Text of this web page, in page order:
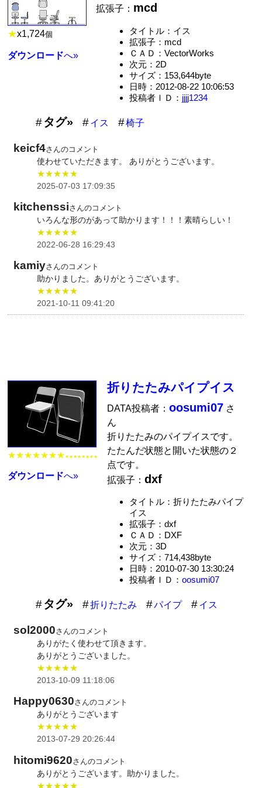
★x1,724個
ダウンロードへ»
拡張子： mcd
タイトル：イス
拡張子：mcd
ＣＡＤ：VectorWorks
次元：2D
サイズ：153,644byte
日時：2012-08-22 10:06:53
投稿者ＩＤ： jjjj1234
タグ» イス 椅子
keicf4さんのコメント
使わせていただきます。 ありがとうございます。
★★★★★
2025-07-03 17:09:35
kitchenssiさんのコメント
いろんな形のがあって助かります！！！素晴らしい！
★★★★★
2022-06-28 16:29:43
kamiyさんのコメント
助かりました。ありがとうございます。
★★★★★
2021-10-11 09:41:20
★★★★★★★ ★★★★★★★★
ダウンロードへ»
折りたたみパイプイス
DATA投稿者：oosumi07 さ
ん
折りたたみのパイプイスです。
たたんだ状態と開いた状態の２
点です。
拡張子：dxf
タイトル：折りたたみパイプ
イス
拡張子：dxf
ＣＡＤ：DXF
次元：3D
サイズ：714,438byte
日時：2010-07-30 13:30:24
投稿者ＩＤ： oosumi07
タグ» 折りたたみ パイプ イス
sol2000さんのコメント
ありがたく使わせて頂きます。
ありがとうございました。
★★★★★
2013-10-09 11:18:06
Happy0630さんのコメント
ありがとうございます
★★★★★
2013-07-29 20:26:44
hitomi9620さんのコメント
ありがとうございます。助かりました。
★★★★★